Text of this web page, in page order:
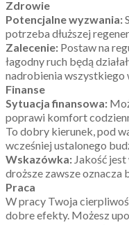
Zdrowie
Potencjalne wyzwania:
potrzeba dłuższej
Zalecenie: Postaw na
łagodny ruch będą
nadrobienia wszystkiego
Finanse
Sytuacja finansowa:
poprawi komfort
To dobry kierunek, pod
wcześniej ustalonego
Wskazówka: Jakość
droższe zawsze oznacza
Praca
W pracy Twoja
dobre efekty. Możesz